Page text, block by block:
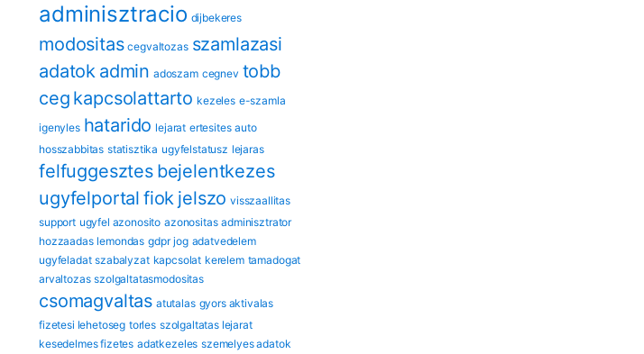
adminisztracio dijbekeres
modositas cegvaltozas szamlazasi
adatok admin adoszam cegnev tobb
ceg kapcsolattarto kezeles e-szamla
igenyles hatarido lejarat ertesites auto
hosszabbitas statisztika ugyfelstatusz lejaras
felfuggesztes bejelentkezes
ugyfelportal fiok jelszo visszaallitas
support ugyfel azonosito azonositas adminisztrator
hozzaadas lemondas gdpr jog adatvedelem
ugyfeladat szabalyzat kapcsolat kerelem tamadogat
arvaltozas szolgaltatasmodositas
csomagvaltas atutalas gyors aktivalas
fizetesi lehetoseg torles szolgaltatas lejarat
kesedelmes fizetes adatkezeles szemelyes adatok